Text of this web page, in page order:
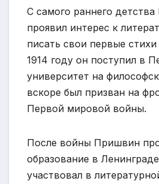
С самого раннего
проявил интерес к
писать свои первые
1914 году он поступил в
университет на
вскоре был призван на
Первой мировой войны.
После войны Пришвин
образование в
участвовал в